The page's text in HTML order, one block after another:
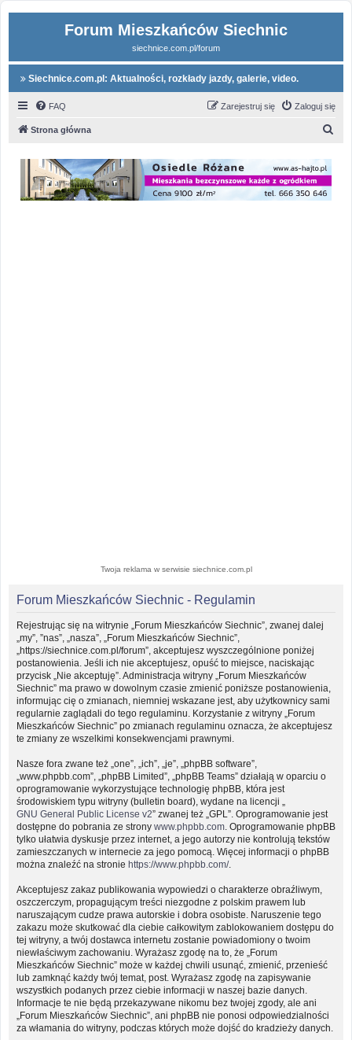
Forum Mieszkańców Siechnic
siechnice.com.pl/forum
Siechnice.com.pl: Aktualności, rozkłady jazdy, galerie, video.
FAQ Zaloguj się
Zarejestruj się
Strona główna
Twoja reklama w serwisie siechnice.com.pl
Forum Mieszkańców Siechnic - Regulamin
Rejestrując się na witrynie „Forum Mieszkańców Siechnic”, zwanej dalej
„my”, ”nas”, „nasza”, „Forum Mieszkańców Siechnic”,
„https://siechnice.com.pl/forum”, akceptujesz wyszczególnione poniżej
postanowienia. Jeśli ich nie akceptujesz, opuść to miejsce, naciskając
przycisk „Nie akceptuję”. Administracja witryny „Forum Mieszkańców
Siechnic” ma prawo w dowolnym czasie zmienić poniższe postanowienia,
informując cię o zmianach, niemniej wskazane jest, aby użytkownicy sami
regularnie zaglądali do tego regulaminu. Korzystanie z witryny „Forum
Mieszkańców Siechnic” po zmianach regulaminu oznacza, że akceptujesz
te zmiany ze wszelkimi konsekwencjami prawnymi.
Nasze fora zwane też „one”, „ich”, „je”, „phpBB software”,
„www.phpbb.com”, „phpBB Limited”, „phpBB Teams” działają w oparciu o
oprogramowanie wykorzystujące technologię phpBB, która jest
środowiskiem typu witryny (bulletin board), wydane na licencji „
GNU General Public License v2” zwanej też „GPL”. Oprogramowanie jest
dostępne do pobrania ze strony www.phpbb.com . Oprogramowanie phpBB
tylko ułatwia dyskusje przez internet, a jego autorzy nie kontrolują tekstów
zamieszczanych w internecie za jego pomocą. Więcej informacji o phpBB
można znaleźć na stronie https://www.phpbb.com/.
Akceptujesz zakaz publikowania wypowiedzi o charakterze obraźliwym,
oszczerczym, propagującym treści niezgodne z polskim prawem lub
naruszającym cudze prawa autorskie i dobra osobiste. Naruszenie tego
zakazu może skutkować dla ciebie całkowitym zablokowaniem dostępu do
tej witryny, a twój dostawca internetu zostanie powiadomiony o twoim
niewłaściwym zachowaniu. Wyrażasz zgodę na to, że „Forum
Mieszkańców Siechnic” może w każdej chwili usunąć, zmienić, przenieść
lub zamknąć każdy twój temat, post. Wyrażasz zgodę na zapisywanie
wszystkich podanych przez ciebie informacji w naszej bazie danych.
Informacje te nie będą przekazywane nikomu bez twojej zgody, ale ani
„Forum Mieszkańców Siechnic”, ani phpBB nie ponosi odpowiedzialności
za włamania do witryny, podczas których może dojść do kradzieży danych.